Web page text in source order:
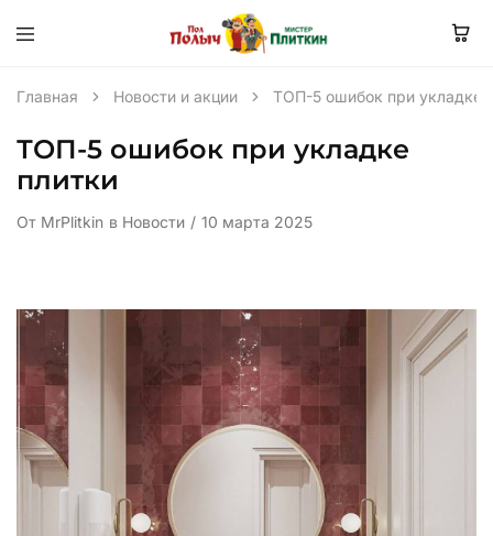
Главная Новости и акции ТОП-5 ошибок при укладке
ТОП-5 ошибок при укладке
плитки
От MrPlitkin в Новости 10 марта 2025